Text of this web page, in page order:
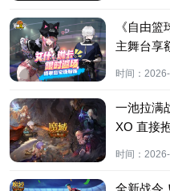
《自由
主舞台享
时间：
一池拉满
XO 直接
时间：
全新战令